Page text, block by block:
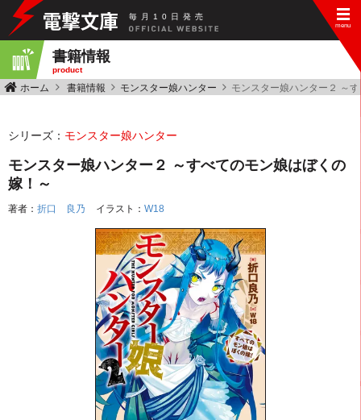
毎 月 10 日 発 売
書籍情報
product
ホーム 書籍情報 モンスター娘ハンター モンスター娘ハンター２ ～
シリーズ： モンスター娘ハンター
モンスター娘ハンター２ ～すべてのモン娘はぼくの
嫁！～
著者： 折口 良乃 イラスト： W18